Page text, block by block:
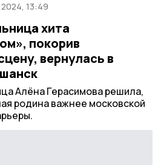
13:49
хита
покорив
вернулась в
Алёна Герасимова решила,
родина важнее московской